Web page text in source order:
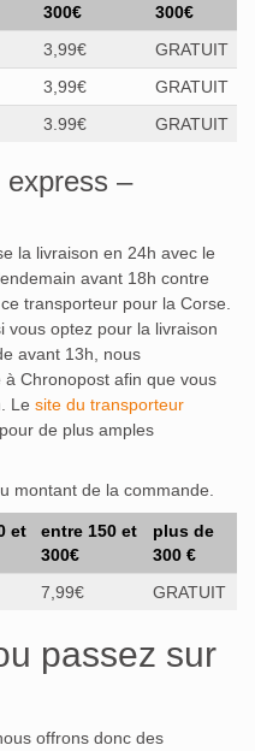
300€
300€
3,99€
GRATUIT
3,99€
GRATUIT
3.99€ GRATUIT
express –
la livraison en 24h avec le
avant 18h contre
transporteur pour la Corse.
vous optez pour la livraison
avant 13h, nous
Chronopost afin que vous
Le site du transporteur
de plus amples
montant de la commande.
et
entre 150 et
300€
plus de
300 €
7,99€ GRATUIT
passez sur
offrons donc des